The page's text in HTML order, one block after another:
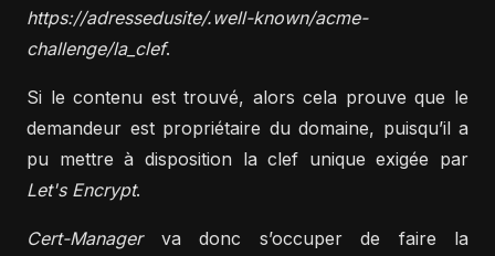
https://adressedusite/.well-known/acme-
challenge/la_clef.
Si le contenu est trouvé, alors cela prouve que le
demandeur est propriétaire du domaine, puisqu’il a
pu mettre à disposition la clef unique exigée par
Let's Encrypt.
Cert-Managerva donc s’occuper de faire la